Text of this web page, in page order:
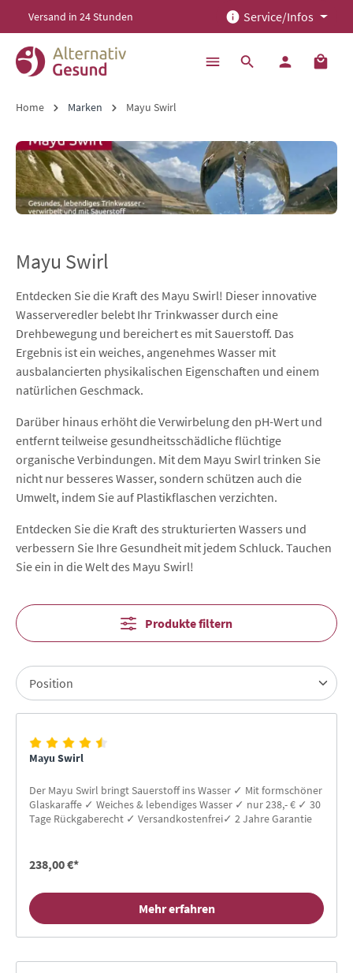
springen
Versand in 24 Stunden Service/Infos
Home Marken Mayu Swirl
Mayu Swirl
Entdecken Sie die Kraft des Mayu Swirl! Dieser innovative
Wasserveredler belebt Ihr Trinkwasser durch eine
Drehbewegung und bereichert es mit Sauerstoff. Das
Ergebnis ist ein weiches, angenehmes Wasser mit
ausbalancierten physikalischen Eigenschaften und einem
natürlichen Geschmack.
Darüber hinaus erhöht die Verwirbelung den pH-Wert und
entfernt teilweise gesundheitsschädliche flüchtige
organische Verbindungen. Mit dem Mayu Swirl trinken Sie
nicht nur besseres Wasser, sondern schützen auch die
Umwelt, indem Sie auf Plastikflaschen verzichten.
Entdecken Sie die Kraft des strukturierten Wassers und
verbessern Sie Ihre Gesundheit mit jedem Schluck. Tauchen
Sie ein in die Welt des Mayu Swirl!
Produkte filtern
Mayu Swirl
Der Mayu Swirl bringt Sauerstoff ins Wasser ✓ Mit formschöner
Glaskaraffe ✓ Weiches & lebendiges Wasser ✓ nur 238,- € ✓ 30
Tage Rückgaberecht ✓ Versandkostenfrei✓ 2 Jahre Garantie
238,00 €*
Mehr erfahren